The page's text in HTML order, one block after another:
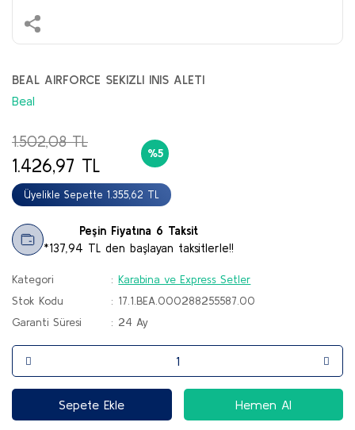
BEAL AIRFORCE SEKIZLI INIS ALETI
Beal
1.502,08 TL
1.426,97 TL
Üyelikle Sepette 1.355,62 TL
%5
Peşin Fiyatına 6 Taksit
*137,94 TL den başlayan taksitlerle!!
Kategori
Karabina ve Express Setler
Stok Kodu
17.1.BEA.000288255587.00
Garanti Süresi
24 Ay
Sepete Ekle Hemen Al